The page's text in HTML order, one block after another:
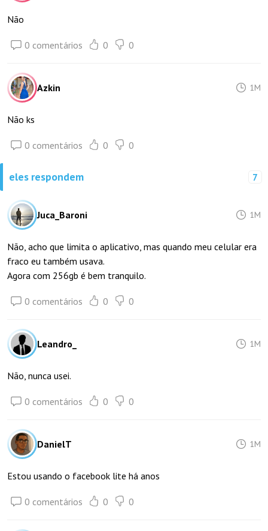
Não
0 comentários 0 0
Azkin 1M
Não ks
0 comentários 0 0
eles respondem 7
Juca_Baroni 1M
Não, acho que limita o aplicativo, mas quando meu celular era
fraco eu também usava.
Agora com 256gb é bem tranquilo.
0 comentários 0 0
Leandro_ 1M
Não, nunca usei.
0 comentários 0 0
DanielT 1M
Estou usando o facebook lite há anos
0 comentários 0 0